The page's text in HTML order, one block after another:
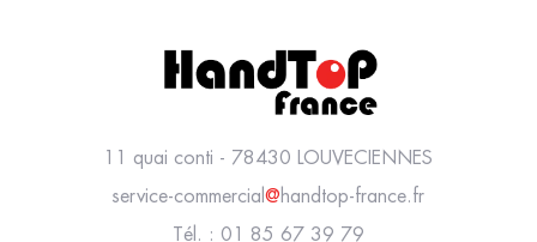
11 quai conti - 78430 LOUVECIENNES
service-commercial@handtop-france.fr
Tél. : 01 85 67 39 79